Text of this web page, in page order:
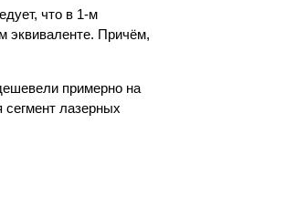
что в 1-м
эквиваленте. Причём,
примерно на
лазерных